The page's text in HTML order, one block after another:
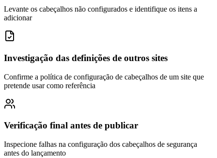
Levante os cabeçalhos não configurados e identifique os itens a
adicionar
Investigação das definições de outros sites
Confirme a política de configuração de cabeçalhos de um site que
pretende usar como referência
Verificação final antes de publicar
Inspecione falhas na configuração dos cabeçalhos de segurança
antes do lançamento